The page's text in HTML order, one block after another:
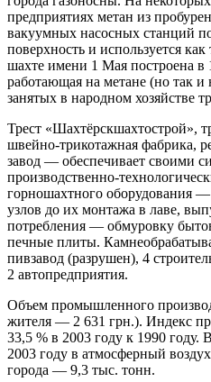
предприятиях метан из
вакуумных насосных станций
поверхность и используется
шахте имени 1 Мая построена в
работающая на метане (но так и
занятых в народном хозяйстве
Трест «Шахтёрскшахтострой»,
швейно-трикотажная фабрика,
завод — обеспечивает своими
производственно-
горношахтного оборудования —
узлов до их монтажа в лаве,
потребления — обмуровку
печные плиты.
пивзавод (разрушен), 4
2 автопредприятия.
Объем промышленного
жителя — 2 631 грн.). Индекс
33,5 % в 2003 году к 1990
2003 году в атмосферный
города — 9,3 тыс. тонн.